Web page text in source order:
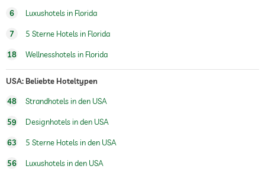
6 Luxushotels in Florida
7 5 Sterne Hotels in Florida
18 Wellnesshotels in Florida
USA: Beliebte Hoteltypen
48 Strandhotels in den USA
59 Designhotels in den USA
63 5 Sterne Hotels in den USA
56 Luxushotels in den USA